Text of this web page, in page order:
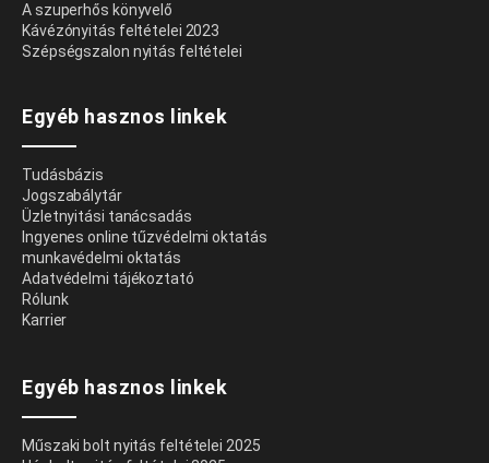
A szuperhős könyvelő
Kávézónyitás feltételei 2023
Szépségszalon nyitás feltételei
Egyéb hasznos linkek
Tudásbázis
Jogszabálytár
Üzletnyitási tanácsadás
Ingyenes online tűzvédelmi oktatás
munkavédelmi oktatás
Adatvédelmi tájékoztató
Rólunk
Karrier
Egyéb hasznos linkek
Műszaki bolt nyitás feltételei 2025